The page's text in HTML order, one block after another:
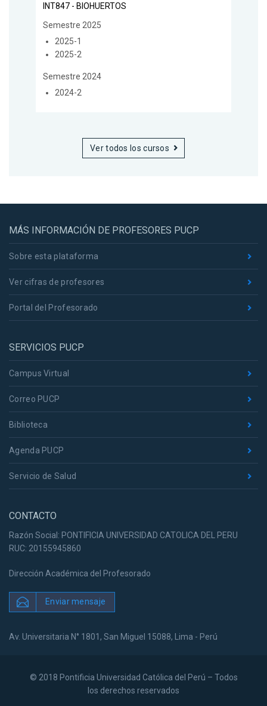
INT847 - BIOHUERTOS
Semestre 2025
2025-1
2025-2
Semestre 2024
2024-2
Ver todos los cursos
MÁS INFORMACIÓN DE PROFESORES PUCP
Sobre esta plataforma
Ver cifras de profesores
Portal del Profesorado
SERVICIOS PUCP
Campus Virtual
Correo PUCP
Biblioteca
Agenda PUCP
Servicio de Salud
CONTACTO
Razón Social: PONTIFICIA UNIVERSIDAD CATOLICA DEL PERU
RUC: 20155945860
Dirección Académica del Profesorado
Enviar mensaje
Av. Universitaria N° 1801, San Miguel 15088, Lima - Perú
© 2018 Pontificia Universidad Católica del Perú – Todos
los derechos reservados